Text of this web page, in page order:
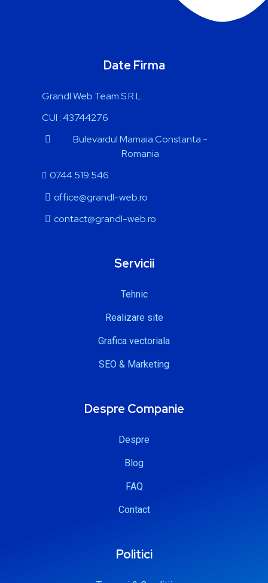
Date Firma
Grandl Web Team S.R.L.
CUI : 43744276
Bulevardul MamaiaConstanta -
Romania
0744.519.546
office@grandl-web.ro
contact@grandl-web.ro
Servicii
Tehnic
Realizare site
Grafica vectoriala
SEO & Marketing
Despre Companie
Despre
Blog
FAQ
Contact
Politici